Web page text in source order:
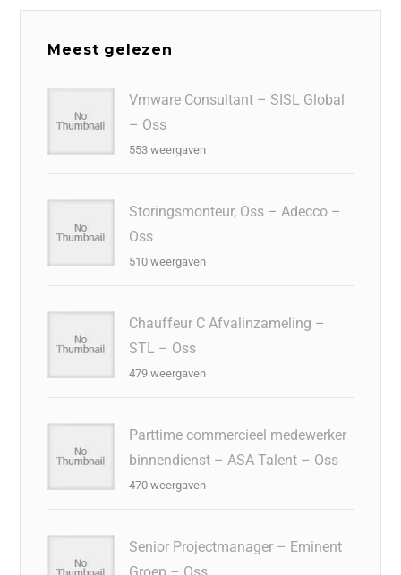
Meest gelezen
Vmware Consultant – SISL Global
– Oss
553 weergaven
Storingsmonteur, Oss – Adecco –
Oss
510 weergaven
Chauffeur C Afvalinzameling –
STL – Oss
479 weergaven
Parttime commercieel medewerker
binnendienst – ASA Talent – Oss
470 weergaven
Senior Projectmanager – Eminent